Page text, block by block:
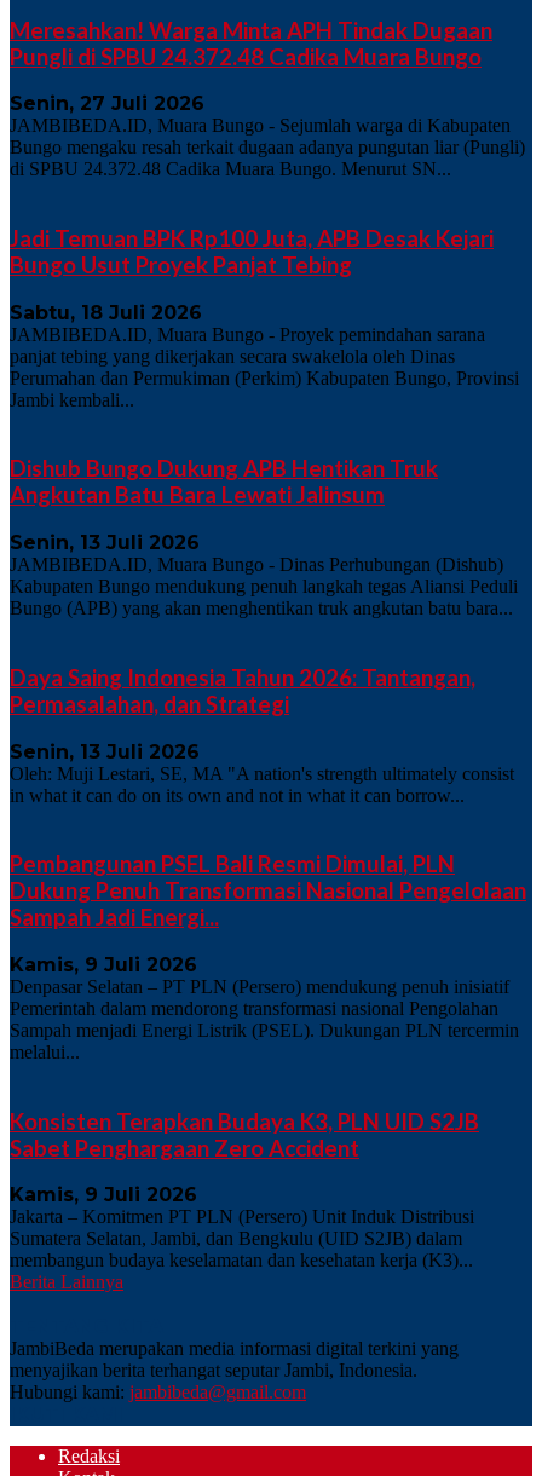
Meresahkan! Warga Minta APH Tindak Dugaan
Pungli di SPBU 24.372.48 Cadika Muara Bungo
Senin, 27 Juli 2026
JAMBIBEDA.ID, Muara Bungo - Sejumlah warga di Kabupaten
Bungo mengaku resah terkait dugaan adanya pungutan liar (Pungli)
di SPBU 24.372.48 Cadika Muara Bungo. Menurut SN...
Jadi Temuan BPK Rp100 Juta, APB Desak Kejari
Bungo Usut Proyek Panjat Tebing
Sabtu, 18 Juli 2026
JAMBIBEDA.ID, Muara Bungo - Proyek pemindahan sarana
panjat tebing yang dikerjakan secara swakelola oleh Dinas
Perumahan dan Permukiman (Perkim) Kabupaten Bungo, Provinsi
Jambi kembali...
Dishub Bungo Dukung APB Hentikan Truk
Angkutan Batu Bara Lewati Jalinsum
Senin, 13 Juli 2026
JAMBIBEDA.ID, Muara Bungo - Dinas Perhubungan (Dishub)
Kabupaten Bungo mendukung penuh langkah tegas Aliansi Peduli
Bungo (APB) yang akan menghentikan truk angkutan batu bara...
Daya Saing Indonesia Tahun 2026: Tantangan,
Permasalahan, dan Strategi
Senin, 13 Juli 2026
Oleh: Muji Lestari, SE, MA "A nation's strength ultimately consist
in what it can do on its own and not in what it can borrow...
Pembangunan PSEL Bali Resmi Dimulai, PLN
Dukung Penuh Transformasi Nasional Pengelolaan
Sampah Jadi Energi...
Kamis, 9 Juli 2026
Denpasar Selatan – PT PLN (Persero) mendukung penuh inisiatif
Pemerintah dalam mendorong transformasi nasional Pengolahan
Sampah menjadi Energi Listrik (PSEL). Dukungan PLN tercermin
melalui...
Konsisten Terapkan Budaya K3, PLN UID S2JB
Sabet Penghargaan Zero Accident
Kamis, 9 Juli 2026
Jakarta – Komitmen PT PLN (Persero) Unit Induk Distribusi
Sumatera Selatan, Jambi, dan Bengkulu (UID S2JB) dalam
membangun budaya keselamatan dan kesehatan kerja (K3)...
Berita Lainnya
JambiBeda merupakan media informasi digital terkini yang
menyajikan berita terhangat seputar Jambi, Indonesia.
Hubungi kami: jambibeda@gmail.com
Redaksi